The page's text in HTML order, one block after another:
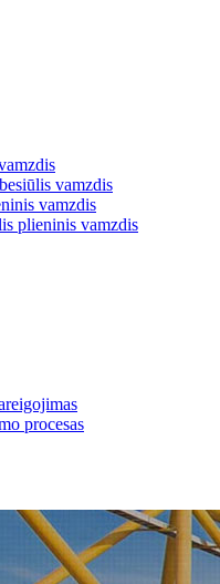
vamzdis
vamzdis
plieninis vamzdis
procesas